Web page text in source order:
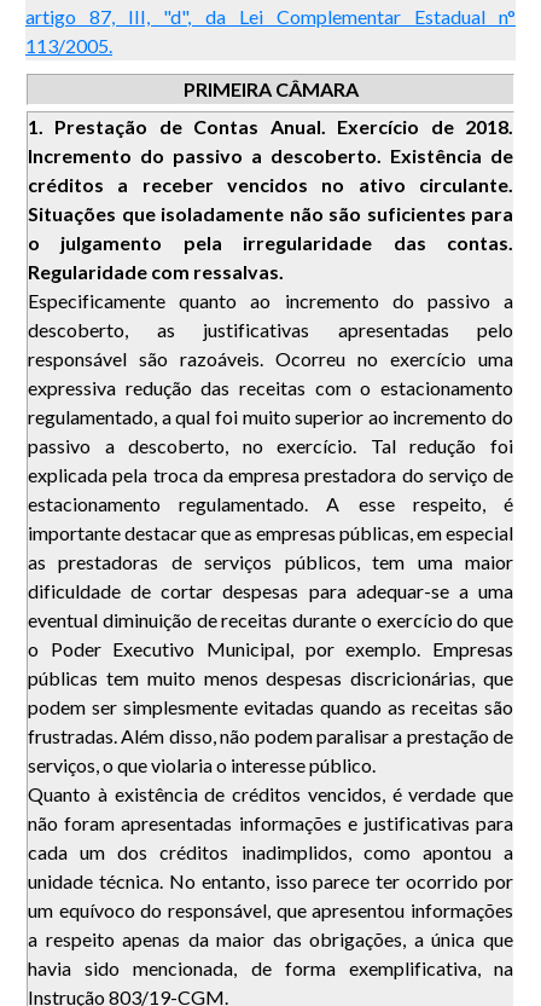
artigo 87, III, "d", da Lei Complementar Estadual n°
113/2005.
PRIMEIRA CÂMARA
1. Prestação de Contas Anual. Exercício de 2018.
Incremento do passivo a descoberto. Existência de
créditos a receber vencidos no ativo circulante.
Situações que isoladamente não são suficientes para
o julgamento pela irregularidade das contas.
Regularidade com ressalvas.
Especificamente quanto ao incremento do passivo a
descoberto, as justificativas apresentadas pelo
responsável são razoáveis. Ocorreu no exercício uma
expressiva redução das receitas com o estacionamento
regulamentado, a qual foi muito superior ao incremento do
passivo a descoberto, no exercício. Tal redução foi
explicada pela troca da empresa prestadora do serviço de
estacionamento regulamentado. A esse respeito, é
importante destacar que as empresas públicas, em especial
as prestadoras de serviços públicos, tem uma maior
dificuldade de cortar despesas para adequar-se a uma
eventual diminuição de receitas durante o exercício do que
o Poder Executivo Municipal, por exemplo. Empresas
públicas tem muito menos despesas discricionárias, que
podem ser simplesmente evitadas quando as receitas são
frustradas. Além disso, não podem paralisar a prestação de
serviços, o que violaria o interesse público.
Quanto à existência de créditos vencidos, é verdade que
não foram apresentadas informações e justificativas para
cada um dos créditos inadimplidos, como apontou a
unidade técnica. No entanto, isso parece ter ocorrido por
um equívoco do responsável, que apresentou informações
a respeito apenas da maior das obrigações, a única que
havia sido mencionada, de forma exemplificativa, na
Instrução 803/19-CGM.